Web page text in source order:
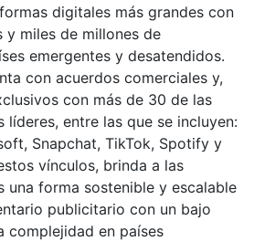
digitales más grandes con
y miles de millones de
emergentes y desatendidos.
con acuerdos comerciales y,
con más de 30 de las
líderes, entre las que se incluyen:
Snapchat, TikTok, Spotify y
vínculos, brinda a las
una forma sostenible y escalable
publicitario con un bajo
complejidad en países